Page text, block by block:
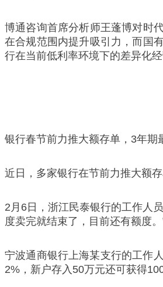
博通咨询首席分析师王蓬博对时
在合规范围内提升吸引力，而国
行在当前低利率环境下的差异化经
银行春节前力推大额存单，3年期
近日，多家银行在节前力推大额
2月6日，浙江民泰银行的工作人
度卖完就结束了，目前还有额度。
宁波通商银行上海某支行的工作
2%，新户存入50万元还可获得